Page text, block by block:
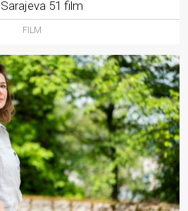
51 film
FILM